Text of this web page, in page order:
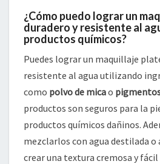
¿Cómo puedo lograr un
duradero y resistente al
productos químicos?
Puedes lograr un maquillaje
resistente al agua utilizando
como polvo de micao
productos son seguros para la
productos químicos dañinos.
mezclarlos con agua destilada
crear una textura cremosa y fácil